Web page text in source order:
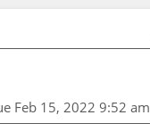
Feb 15, 2022 9:52 am